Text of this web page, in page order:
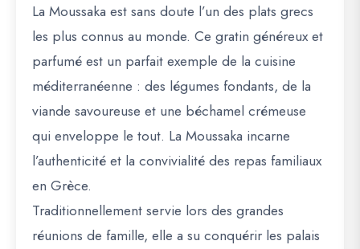
La Moussaka est sans doute l’un des plats grecs
les plus connus au monde. Ce gratin généreux et
parfumé est un parfait exemple de la cuisine
méditerranéenne : des légumes fondants, de la
viande savoureuse et une béchamel crémeuse
qui enveloppe le tout. La Moussaka incarne
l’authenticité et la convivialité des repas familiaux
en Grèce.
Traditionnellement servie lors des grandes
réunions de famille, elle a su conquérir les palais